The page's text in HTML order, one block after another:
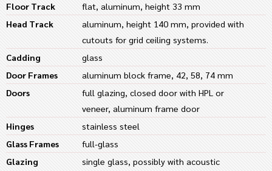
Floor Track
flat, aluminum, height 33 mm
Head Track
aluminum, height 140 mm, provided with
cutouts for grid ceiling systems.
Cadding
glass
Door Frames
aluminum block frame, 42, 58, 74 mm
Doors
full glazing, closed door with HPL or
veneer, aluminum frame door
Hinges
stainless steel
Glass Frames
full-glass
Glazing
single glass, possibly with acoustic